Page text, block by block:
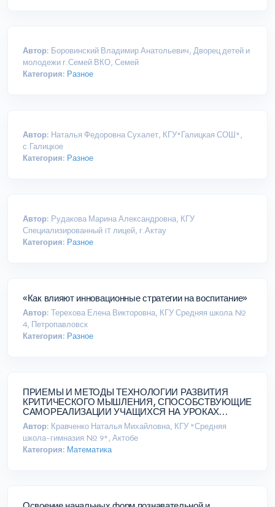
Автор: Боровинский Владимир Анатольевич, Дворец детей и
молодежи г.Семей ВКО, Семей
Категория: Разное
Автор: Наталья Федоровна Сухалет, КГУ"Галицкая СОШ",
с.Галицкое
Категория: Разное
Автор: Рудакова Марина Александровна, КГУ
Специализированный IT лицей, г.Актау
Категория: Разное
«Как влияют инновационные стратегии на воспитание»
Автор: Терехова Елена Викторовна, КГУ Средняя школа №
4, Петропавловск
Категория: Разное
ПРИЕМЫ И МЕТОДЫ ТЕХНОЛОГИИ РАЗВИТИЯ
КРИТИЧЕСКОГО МЫШЛЕНИЯ, СПОСОБСТВУЮЩИЕ
САМОРЕАЛИЗАЦИИ УЧАЩИХСЯ НА УРОКАХ
МАТЕМАТИКИ.
Автор: Кравченко Наталья Михайловна, КГУ "Средняя
школа-гимназия № 9", Актобе
Категория: Математика